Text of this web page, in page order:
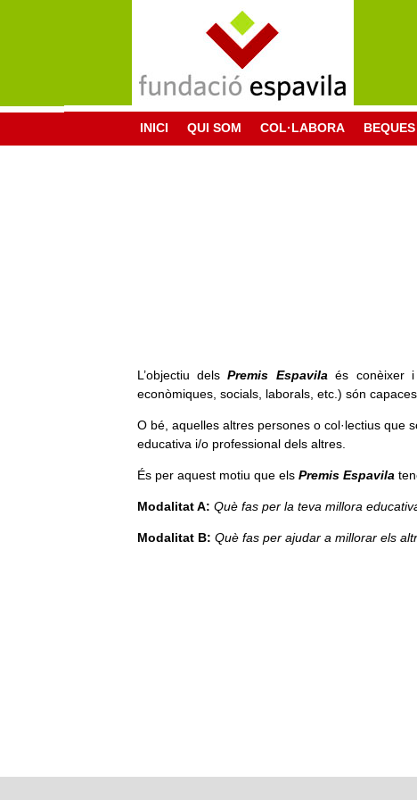
INICI QUI SOM COL·LABORA
L’objectiu delsPremis Espavilaés conèixer
econòmiques, socials, laborals, etc.) són
O bé, aquelles altres persones o col·lectius que
educativa i/o professional dels altres.
És per aquest motiu que els Premis Espavila
Modalitat A: Què fas per la teva millora
Modalitat B: Què fas per ajudar a millorar els